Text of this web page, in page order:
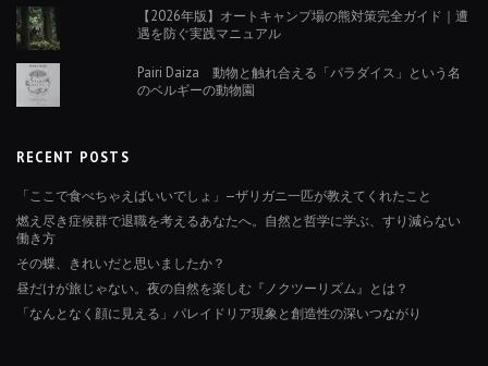
【2026年版】オートキャンプ場の熊対策完全ガイド｜遭
遇を防ぐ実践マニュアル
Pairi Daiza 動物と触れ合える「パラダイス」という名
のベルギーの動物園
RECENT POSTS
「ここで食べちゃえばいいでしょ」—ザリガニ一匹が教えてくれたこと
燃え尽き症候群で退職を考えるあなたへ。自然と哲学に学ぶ、すり減らない
働き方
その蝶、きれいだと思いましたか？
昼だけが旅じゃない。夜の自然を楽しむ『ノクツーリズム』とは？
「なんとなく顔に見える」パレイドリア現象と創造性の深いつながり